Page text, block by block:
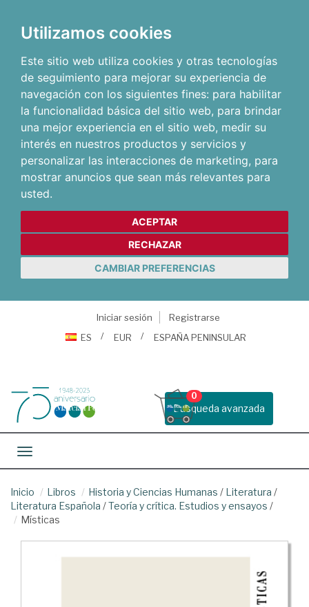
Utilizamos cookies
Este sitio web utiliza cookies y otras tecnologías
de seguimiento para mejorar su experiencia de
navegación con los siguientes fines: para habilitar
la funcionalidad básica del sitio web, para brindar
una mejor experiencia en el sitio web, medir su
interés en nuestros productos y servicios y
personalizar las interacciones de marketing, para
mostrar anuncios que sean más relevantes para
usted.
ACEPTAR
RECHAZAR
CAMBIAR PREFERENCIAS
Iniciar sesión
Registrarse
ES
EUR ESPAÑA PENINSULAR
Busqueda avanzada
0
Toggle navigation
Inicio Libros Historia y Ciencias Humanas / Literatura /
Literatura Española /Teoría y crítica. Estudios y ensayos /
Místicas